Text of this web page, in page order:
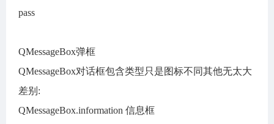
pass
QMessageBox弹框
QMessageBox对话框包含类型只是图标不同其他无太大
差别:
QMessageBox.information 信息框